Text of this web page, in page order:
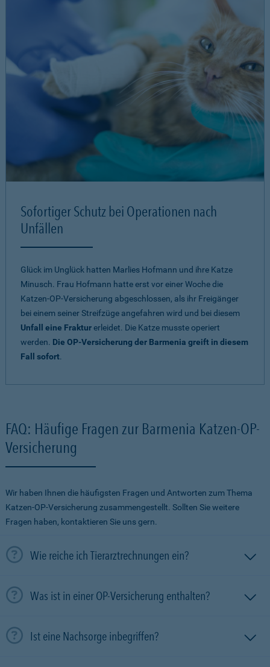
Sofortiger Schutz bei Operationen nach
Unfällen
Glück im Unglück hatten Marlies Hofmann und ihre Katze
Minusch. Frau Hofmann hatte erst vor einer Woche die
Katzen-OP-Versicherung abgeschlossen, als ihr Freigänger
bei einem seiner Streifzüge angefahren wird und bei diesem
Unfall eine Frakturerleidet. Die Katze musste operiert
werden. Die OP-Versicherung der Barmenia greift in diesem
Fall sofort.
FAQ: Häufige Fragen zur Barmenia Katzen-OP-
Versicherung
Wir haben Ihnen die häufigsten Fragen und Antworten zum Thema
Katzen-OP-Versicherung zusammengestellt. Sollten Sie weitere
Fragen haben, kontaktieren Sie uns gern.
Wie reiche ich Tierarztrechnungen ein?
Was ist in einer OP-Versicherung enthalten?
Ist eine Nachsorge inbegriffen?